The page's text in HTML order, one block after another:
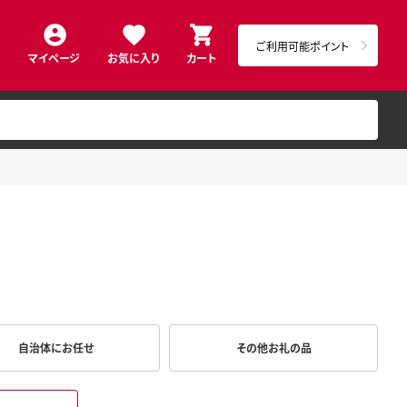
マイページ お気に入り カート
ご利用可能ポイント
自治体にお任せ その他お礼の品